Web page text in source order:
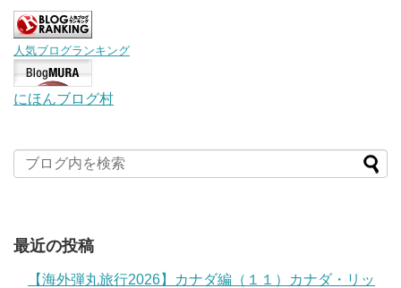
人気ブログランキング
にほんブログ村
最近の投稿
【海外弾丸旅行2026】カナダ編（１１）カナダ・リッ